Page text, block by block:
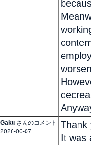
Gaku さんのコメント
2026-06-07
Thank
It was